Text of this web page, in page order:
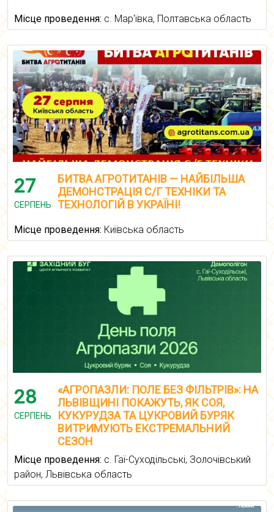
Місце проведення: с. Мар'ївка, Полтавська область
27
СЕРПЕНЬ
БИТВА АГРОТИТАНІВ — НАЙБІЛЬША
ДЕМОНСТРАЦІЯ С/Г ТЕХНІКИ ТА
ТЕХНОЛОГІЙ В УКРАЇНІ!
Місце проведення: Київська область
28
СЕРПЕНЬ
«АГРОПАЗЛИ: ПОЛЕ БЕЗ ФІЛЬТРІВ»: НА
ЛЬВІВЩИНІ ПОКАЖУТЬ, ЯК СОЯ,
КУКУРУДЗА ТА ЦУКРОВИЙ БУРЯК
ВИТРИМУЮТЬ ЕКСТРЕМАЛЬНИЙ
СЕЗОН
Місце проведення: с. Гаї-Суходільські, Золочівський
район, Львівська область